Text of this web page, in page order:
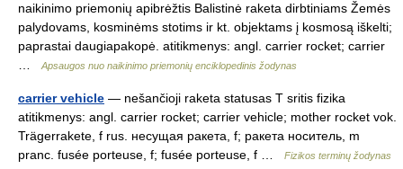
naikinimo priemonių apibrėžtis Balistinė raketa dirbtiniams Žemės
palydovams, kosminėms stotims ir kt. objektams į kosmosą iškelti;
paprastai daugiapakopė. atitikmenys: angl. carrier rocket; carrier
Apsaugos nuo naikinimo priemonių enciklopedinis žodynas
carrier vehicle — nešančioji raketa statusas T sritis fizika
atitikmenys: angl. carrier rocket; carrier vehicle; mother rocket vok.
Trägerrakete, f rus. несущая ракета, f; ракета носитель, m
pranc. fusée porteuse, f; fusée porteuse, f …
Fizikos terminų žodynas